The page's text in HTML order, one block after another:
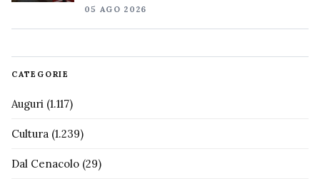
05 AGO 2026
CATEGORIE
Auguri (1.117)
Cultura (1.239)
Dal Cenacolo (29)